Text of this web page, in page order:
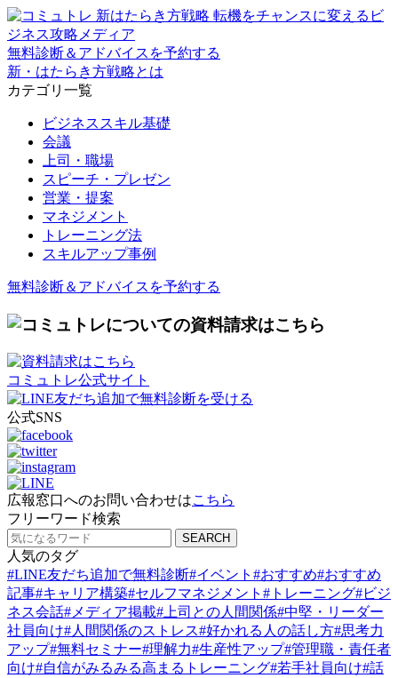
無料診断＆アドバイスを予約する
新 ・はたらき方戦略とは
カテゴリ一覧
ビジネススキル基礎
会議
上司・職場
スピーチ・プレゼン
営業・提案
マネジメント
トレーニング法
スキルアップ事例
無料診断＆アドバイスを予約する
コ ミュトレ公式サイト
公式SNS
広報窓口へのお問い合わせはこちら
フ リーワード検索
人気のタグ
#LINE友だち追加で無料診断#イベント #おすすめ#おすすめ
記事#キャリア構築#セルフマネジメント # トレーニング#ビジ
ネス会話#メディア掲載#上司との人間関係#中堅・リーダー
社員向け#人間関係のストレス#好かれる人の話し方#思考力
アップ#無料セミナー#理解力#生産性アップ#管理職・責任者
向け#自信がみるみる高まるトレーニング#若手社員向け#話